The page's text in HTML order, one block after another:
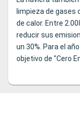
limpieza de gases
de calor. Entre
reducir sus
un 30%. Para el
objetivo de "Cero